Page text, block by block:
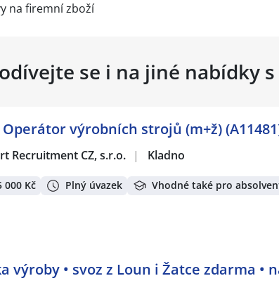
na firemní zboží
se i na jiné nabídky
výrobních strojů (m+ž)
Recruitment CZ, s.r.o. | Kladno
000 Kč Plný úvazek Vhodné také pro
výroby • svoz z Loun i Žatce zdarma •